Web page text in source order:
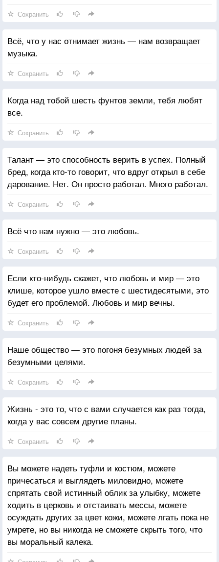
Сохранить
Всё, что у нас отнимает жизнь — нам возвращает
музыка.
Сохранить
Когда над тобой шесть фунтов земли, тебя любят
все.
Сохранить
Талант — это способность верить в успех. Полный
бред, когда кто-то говорит, что вдруг открыл в себе
дарование. Нет. Он просто работал. Много работал.
Сохранить
Всё что нам нужно — это любовь.
Сохранить
Если кто-нибудь скажет, что любовь и мир — это
клише, которое ушло вместе с шестидесятыми, это
будет его проблемой. Любовь и мир вечны.
Сохранить
Наше общество — это погоня безумных людей за
безумными целями.
Сохранить
Жизнь - это то, что с вами случается как раз тогда,
когда у вас совсем другие планы.
Сохранить
Вы можете надеть туфли и костюм, можете
причесаться и выглядеть миловидно, можете
спрятать свой истинный облик за улыбку, можете
ходить в церковь и отстаивать мессы, можете
осуждать других за цвет кожи, можете лгать пока не
умрете, но вы никогда не сможете скрыть того, что
вы моральный калека.